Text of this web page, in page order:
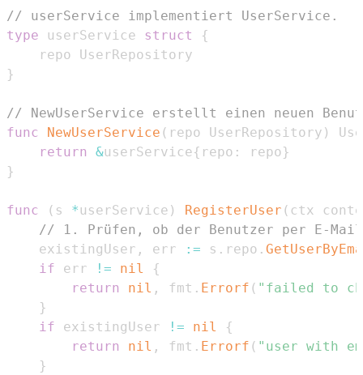
// userService implementiert UserService.
type userService struct
{
}
// NewUserService erstellt einen neuen
func
NewUserService ( repo UserRepository )
return
&userService{ repo : repo}
}
func ( s *userService ) RegisterUser ( ctx
// 1. Prüfen, ob der Benutzer per E-
	existingUser
, err := s . repo .
if err != nil
{
return
nil , fmt . Errorf ( "failed to
}
if existingUser != nil
{
return
nil , fmt . Errorf ( "user with
}